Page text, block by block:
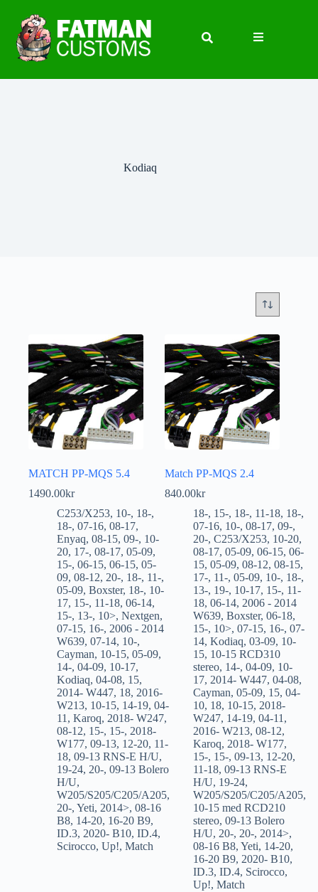
Kodiaq
MATCH PP-MQS 5.4
1490.00kr
C253/X253, 10-, 18-,
18-, 07-16, 08-17,
Enyaq, 08-15, 09-, 10-
20, 17-, 08-17, 05-09,
15-, 06-15, 06-15, 05-
09, 08-12, 20-, 18-, 11-,
05-09, Boxster, 18-, 10-
17, 15-, 11-18, 06-14,
15-, 13-, 10>, Nextgen,
07-15, 16-, 2006 - 2014
W639, 07-14, 10-,
Cayman, 10-15, 05-09,
14-, 04-09, 10-17,
Kodiaq, 04-08, 15,
2014- W447, 18, 2016-
W213, 10-15, 14-19, 04-
11 , Karoq, 2018- W247,
08-12, 15-, 15-, 2018-
W177, 09-13, 12-20, 11-
18, 09-13 RNS-E H/U,
19-24, 20-, 09-13 Bolero
H/U,
W205/S205/C205/A205,
20-, Yeti, 2014>, 08-16
B8, 14-20, 16-20 B9,
ID.3, 2020- B10, ID.4,
Scirocco, Up!, Match
Match PP-MQS 2.4
840.00kr
18-, 15-, 18-, 11-18, 18-,
07-16, 10-,08-17,09-,
20-,C253/X253, 10-20,
08-17,05-09,06-15,06-
15,05-09,08-12,08-15,
17-, 11-,05-09, 10-, 18-,
13-, 19-, 10-17, 15-, 11-
18,06-14, 2006 - 2014
W639,Boxster,06-18,
15-, 10>,07-15, 16-,07-
14,Kodiaq,03-09, 10-
15, 10-15 RCD310
stereo, 14-,04-09, 10-
17, 2014- W447,04-08,
Cayman,05-09, 15,04-
10, 18, 10-15, 2018-
W247, 14-19,04-11 ,
2016- W213,08-12,
Karoq, 2018- W177,
15-, 15-,09-13, 12-20,
11-18,09-13 RNS-E
H/U, 19-24,
W205/S205/C205/A205,
10-15 med RCD210
stereo,09-13 Bolero
H/U, 20-, 20-, 2014>,
08-16 B8,Yeti, 14-20,
16-20 B9, 2020- B10,
ID.3,ID.4, Scirocco,
Up!,Match